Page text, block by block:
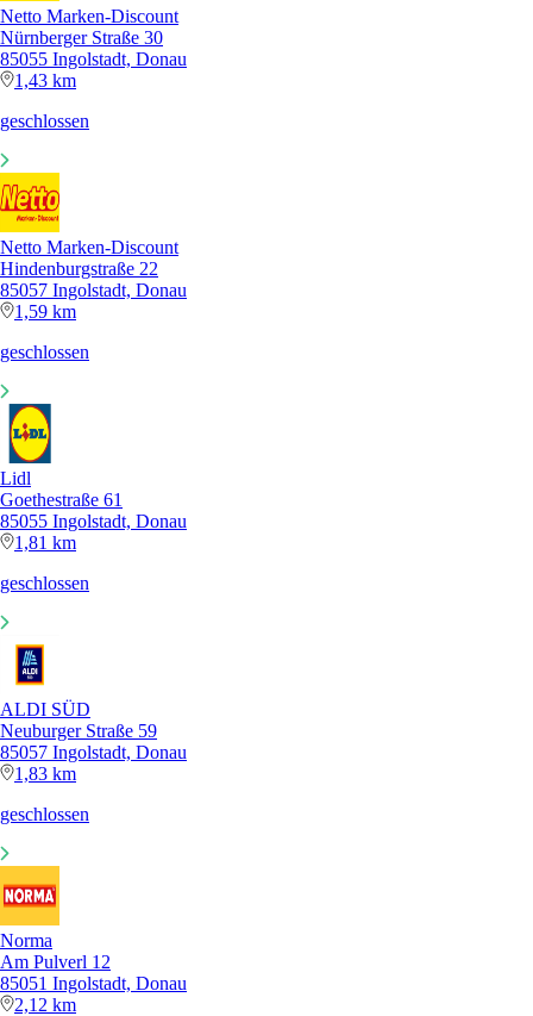
Netto Marken-Discount
Nürnberger Straße 30
85055 Ingolstadt, Donau
1,43 km
geschlossen
Netto Marken-Discount
Hindenburgstraße 22
85057 Ingolstadt, Donau
1,59 km
geschlossen
Lidl
Goethestraße 61
85055 Ingolstadt, Donau
1,81 km
geschlossen
ALDI SÜD
Neuburger Straße 59
85057 Ingolstadt, Donau
1,83 km
geschlossen
Norma
Am Pulverl 12
85051 Ingolstadt, Donau
2,12 km